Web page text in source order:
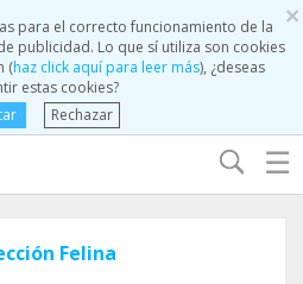
×
para el correcto funcionamiento de la
publicidad. Lo que sí utiliza son cookies
(haz click aquí para leer más), ¿deseas
estas cookies?
Rechazar
☰
Felina